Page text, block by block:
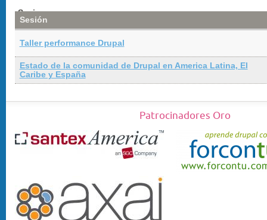
Sesiones
Sesión
Taller performance Drupal
Estado de la comunidad de Drupal en America Latina, El
Caribe y España
Patrocinadores Oro